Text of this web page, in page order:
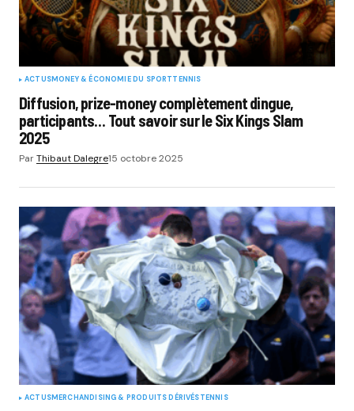
ACTUSMONEY & ÉCONOMIE DU SPORTTENNIS
Diffusion, prize-money complètement dingue,
participants… Tout savoir sur le Six Kings Slam
2025
ParThibaut Dalegre15 octobre 2025
ACTUSMERCHANDISING & PRODUITS DÉRIVÉSTENNIS